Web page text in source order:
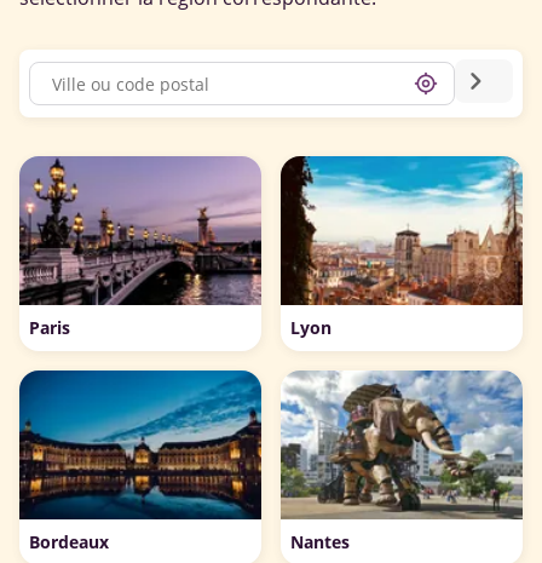
my_location chevron_right
Paris Lyon
Bordeaux Nantes